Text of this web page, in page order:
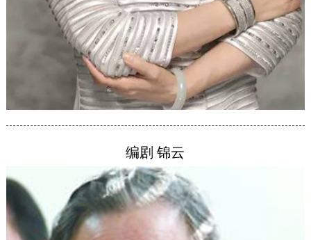
编剧 锦云